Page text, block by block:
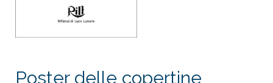
Poster delle copertine